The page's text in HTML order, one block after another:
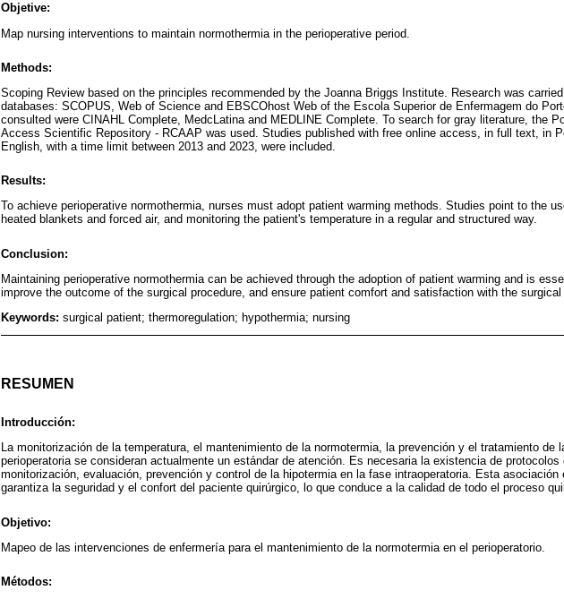
Objetive:
Map nursing interventions to maintain normothermia in the perioperative period.
Methods:
Scoping Review based on the principles recommended by the Joanna Briggs Institute. Research was
databases: SCOPUS, Web of Science and EBSCOhost Web of the Escola Superior de Enfermagem do
consulted were CINAHL Complete, MedcLatina and MEDLINE Complete. To search for gray literature, the
Access Scientific Repository - RCAAP was used. Studies published with free online access, in full text, in
English, with a time limit between 2013 and 2023, were included.
Results:
To achieve perioperative normothermia, nurses must adopt patient warming methods. Studies point to the
heated blankets and forced air, and monitoring the patient's temperature in a regular and structured way.
Conclusion:
Maintaining perioperative normothermia can be achieved through the adoption of patient warming and is
improve the outcome of the surgical procedure, and ensure patient comfort and satisfaction with the surgical
Keywords: surgical patient; thermoregulation; hypothermia; nursing
RESUMEN
Introducción:
La monitorización de la temperatura, el mantenimiento de la normotermia, la prevención y el tratamiento de
perioperatoria se consideran actualmente un estándar de atención. Es necesaria la existencia de protocolos
monitorización, evaluación, prevención y control de la hipotermia en la fase intraoperatoria. Esta asociación
garantiza la seguridad y el confort del paciente quirúrgico, lo que conduce a la calidad de todo el proceso
Objetivo:
Mapeo de las intervenciones de enfermería para el mantenimiento de la normotermia en el perioperatorio.
Métodos: